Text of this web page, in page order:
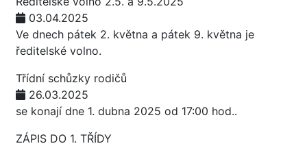
03.04.2025
Ve dnech pátek 2. května a pátek 9. května je
ředitelské volno.
Třídní schůzky rodičů
26.03.2025
se konají dne 1. dubna 2025 od 17:00 hod..
ZÁPIS DO 1. TŘÍDY